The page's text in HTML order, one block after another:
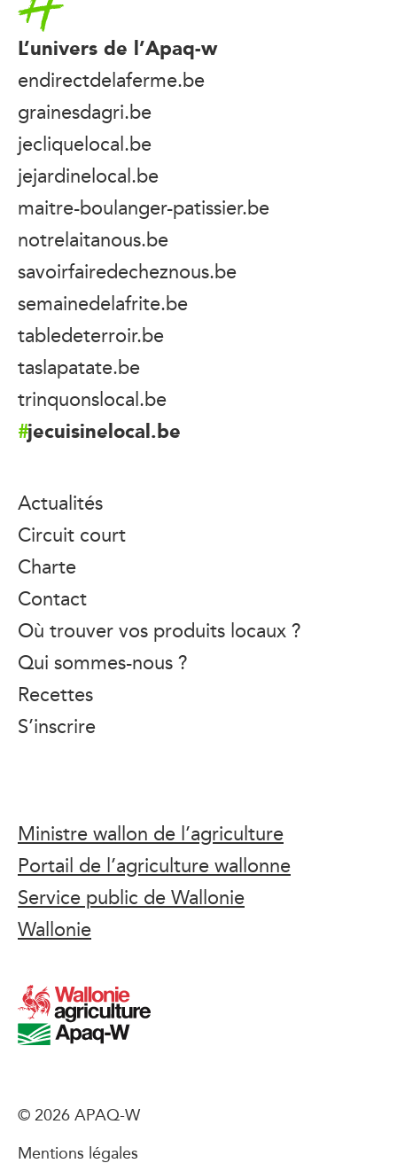
L’univers de l’Apaq-w
endirectdelaferme.be
grainesdagri.be
jecliquelocal.be
jejardinelocal.be
maitre-boulanger-patissier.be
notrelaitanous.be
savoirfairedecheznous.be
semainedelafrite.be
tabledeterroir.be
taslapatate.be
trinquonslocal.be
jecuisinelocal.be
Actualités
Circuit court
Charte
Contact
Où trouver vos produits locaux ?
Qui sommes-nous ?
Recettes
S’inscrire
Ministre wallon de l’agriculture
Portail de l’agriculture wallonne
Service public de Wallonie
Wallonie
© 2026 APAQ-W
Mentions légales